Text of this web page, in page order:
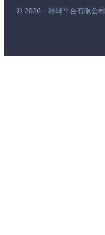
© 2026 – 环球平台有限公司